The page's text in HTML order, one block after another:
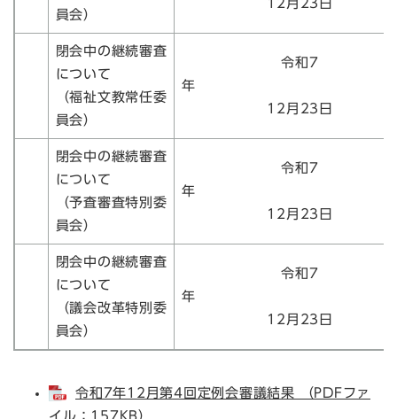
員会）
12月23日
閉会中の継続審査
について
（福祉文教常任委
員会）
令和7
12月23日
閉会中の継続審査
について
（予査審査特別委
員会）
令和7
12月23日
閉会中の継続審査
について
（議会改革特別委
員会）
令和7
12月23日
令和7年12月第4回定例会審議結果 （PDFファ
イル：157KB）